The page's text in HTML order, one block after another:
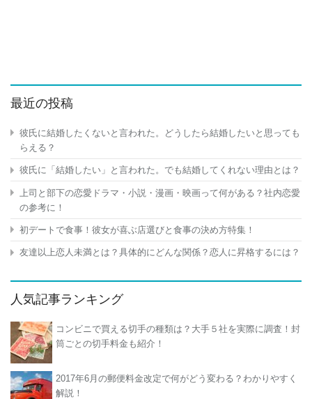
最近の投稿
彼氏に結婚したくないと言われた。どうしたら結婚したいと思っても
らえる？
彼氏に「結婚したい」と言われた。でも結婚してくれない理由とは？
上司と部下の恋愛ドラマ・小説・漫画・映画って何がある？社内恋愛
の参考に！
初デートで食事！彼女が喜ぶ店選びと食事の決め方特集！
友達以上恋人未満とは？具体的にどんな関係？恋人に昇格するには？
人気記事ランキング
コンビニで買える切手の種類は？大手５社を実際に調査！封
筒ごとの切手料金も紹介！
2017年6月の郵便料金改定で何がどう変わる？わかりやすく
解説！